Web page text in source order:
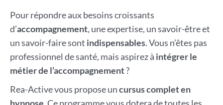
Pour répondre aux besoins croissants
d’accompagnement, une expertise, un savoir-être et
un savoir-faire sont indispensables. Vous n’êtes pas
professionnel de santé, mais aspirez à intégrer le
métier de l’accompagnement?
Rea-Active vous propose uncursus complet en